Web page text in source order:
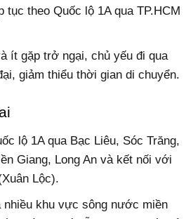
theo Quốc lộ 1A qua TP.HCM
ít gặp trở ngại, chủ yếu đi qua
giảm thiểu thời gian di chuyển.
lộ 1A qua Bạc Liêu, Sóc Trăng,
Giang, Long An và kết nối với
Lộc).
nhiều khu vực sông nước miền